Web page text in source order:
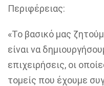
Περιφέρειας:
«Το βασικό μας
είναι να
επιχειρήσεις, οι
τομείς που έχουμε